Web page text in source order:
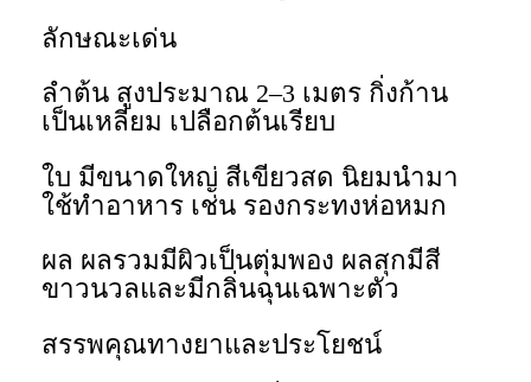
ลักษณะเด่น
ลำต้น สูงประมาณ 2–3 เมตร กิ่งก้าน
เป็นเหลี่ยม เปลือกต้นเรียบ
ใบ มีขนาดใหญ่ สีเขียวสด นิยมนำมา
ใช้ทำอาหาร เช่น รองกระทงห่อหมก
ผล ผลรวมมีผิวเป็นตุ่มพอง ผลสุกมีสี
ขาวนวลและมีกลิ่นฉุนเฉพาะตัว
สรรพคุณทางยาและประโยชน์